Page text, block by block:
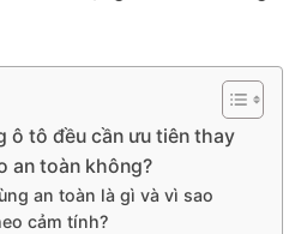
ô tô đều cần ưu tiên thay
an toàn không?
an toàn là gì và vì sao
cảm tính?